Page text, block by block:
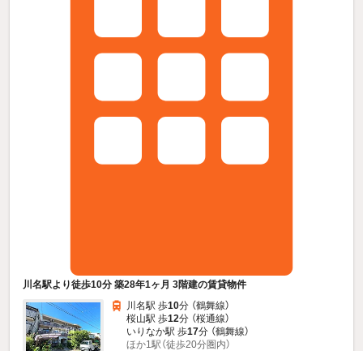
川名駅より徒歩10分 築28年1ヶ月 3階建の賃貸物件
川名駅 歩10分 （鶴舞線）
桜山駅 歩12分 （桜通線）
いりなか駅 歩17分 （鶴舞線）
ほか1駅（徒歩20分圏内）